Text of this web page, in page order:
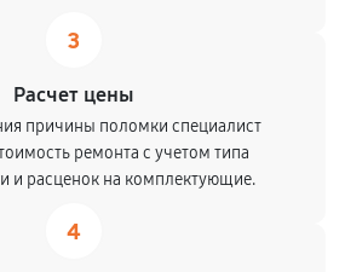
3
Расчет цены
причины поломки специалист
ремонта с учетом типа
и расценок на комплектующие.
4